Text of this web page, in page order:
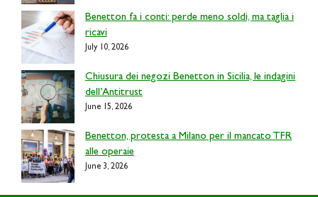
Benetton fa i conti: perde meno soldi, ma taglia i
ricavi
July 10, 2026
Chiusura dei negozi Benetton in Sicilia, le indagini
dell’Antitrust
June 15, 2026
Benetton, protesta a Milano per il mancato TFR
alle operaie
June 3, 2026